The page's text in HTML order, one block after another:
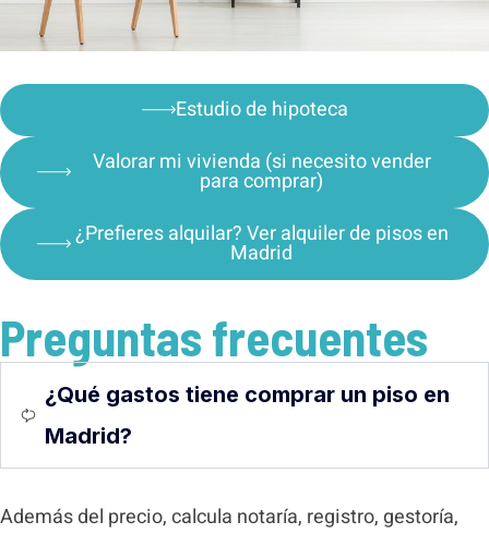
Estudio de hipoteca
Valorar mi vivienda (si necesito vender
para comprar)
¿Prefieres alquilar? Ver alquiler de pisos en
Madrid
Preguntas frecuentes
¿Qué gastos tiene comprar un piso en
Madrid?
Además del precio, calcula notaría, registro, gestoría,